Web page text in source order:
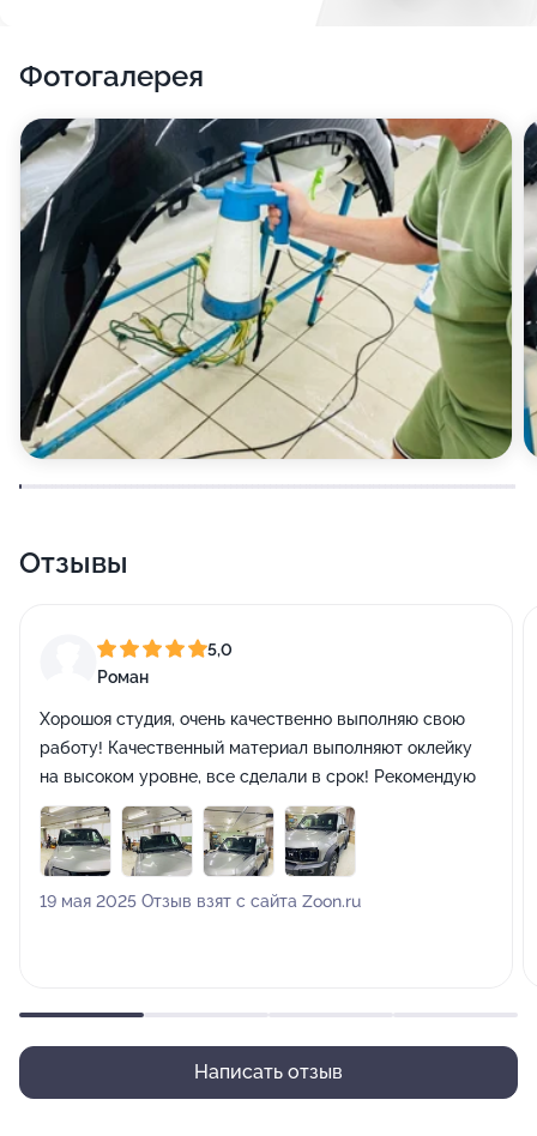
Фотогалерея
Отзывы
5,0
Роман
Хорошоя студия, очень качественно выполняю свою
работу! Качественный материал выполняют оклейку
на высоком уровне, все сделали в срок! Рекомендую
19 мая 2025 Отзыв взят с сайта Zoon.ru
Написать отзыв